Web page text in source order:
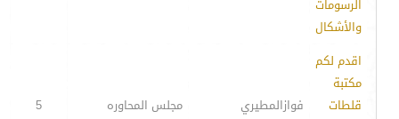
الرسومات
والأشكال
اقدم لكم
مكتبة
قلطات
فوازالمطيري مجلس المحاوره 5